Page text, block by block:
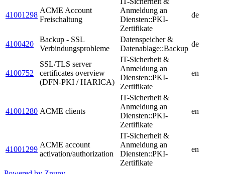
41001298
ACME Account
Freischaltung
Anmeldung an
Diensten::PKI-
Zertifikate
de
4100420
Backup - SSL
Verbindungsprobleme
Datenspeicher &
Datenablage::Backup
de
4100752
SSL/TLS server
certificates overview
(DFN-PKI / HARICA)
IT-Sicherheit &
Anmeldung an
Diensten::PKI-
Zertifikate
en
41001280 ACME clients
IT-Sicherheit &
Anmeldung an
Diensten::PKI-
Zertifikate
en
41001299
ACME account
activation/authorization
IT-Sicherheit &
Anmeldung an
Diensten::PKI-
Zertifikate
en